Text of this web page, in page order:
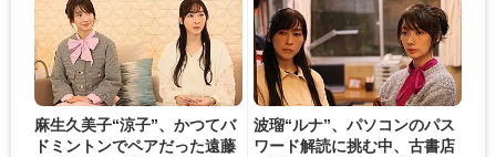
麻生久美子“涼子”、かつてバ
ドミントンでペアだった遠藤
波瑠“ルナ”、パソコンのパス
ワード解読に挑む中、古書店